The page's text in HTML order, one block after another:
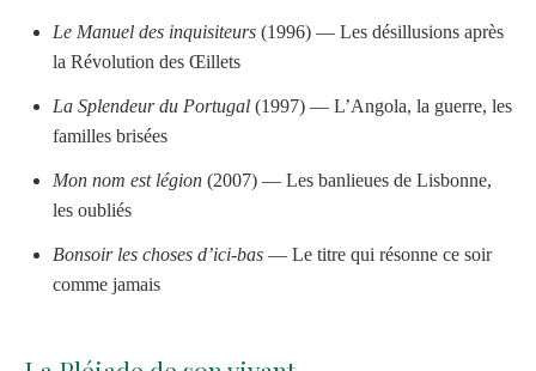
Le Manuel des inquisiteurs (1996) — Les désillusions après
la Révolution des Œillets
La Splendeur du Portugal (1997) — L’Angola, la guerre, les
familles brisées
Mon nom est légion (2007) — Les banlieues de Lisbonne,
les oubliés
Bonsoir les choses d’ici-bas — Le titre qui résonne ce soir
comme jamais